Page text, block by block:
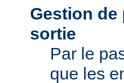
Gestion
sortie
Par le
que les